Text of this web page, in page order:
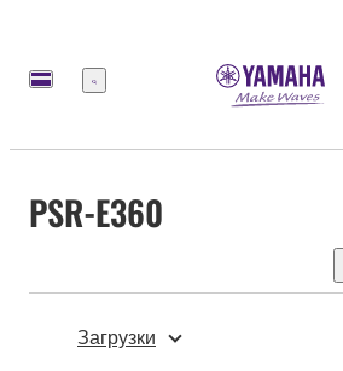
Меню
PSR-E360
Загрузки